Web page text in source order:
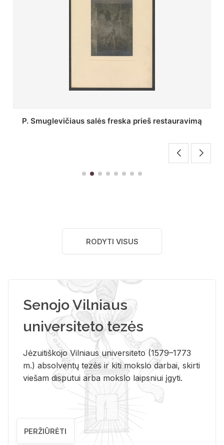
Stepono Batoro universiteto bibliotekos Profesorių
RODYTI VISUS
Senojo Vilniaus
universiteto tezės
Jėzuitiškojo Vilniaus universiteto (1579–1773
m.) absolventų tezės ir kiti mokslo darbai, skirti
viešam disputui arba mokslo laipsniui įgyti.
PERŽIŪRĖTI